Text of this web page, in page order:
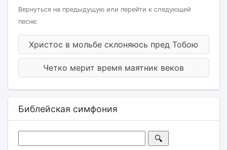
Вернуться на предыдущую или перейти к следующей
песне:
Христос в мольбе склоняюсь пред Тобою
Четко мерит время маятник веков
Библейская симфония